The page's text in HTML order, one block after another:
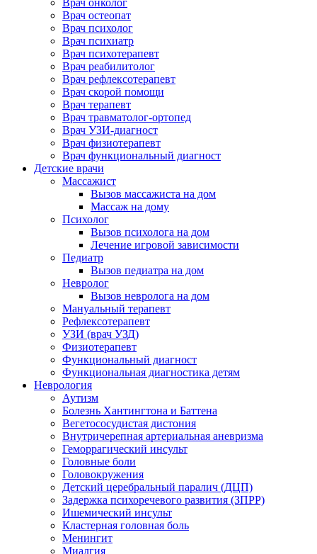
Врач онколог
Врач остеопат
Врач психолог
Врач психиатр
Врач психотерапевт
Врач реабилитолог
Врач рефлексотерапевт
Врач скорой помощи
Врач терапевт
Врач травматолог-ортопед
Врач УЗИ-диагност
Врач физиотерапевт
Врач функциональный диагност
Детские врачи
Массажист
Вызов массажиста на дом
Массаж на дому
Психолог
Вызов психолога на дом
Лечение игровой зависимости
Педиатр
Вызов педиатра на дом
Невролог
Вызов невролога на дом
Мануальный терапевт
Рефлексотерапевт
УЗИ (врач УЗД)
Физиотерапевт
Функциональный диагност
Функциональная диагностика детям
Неврология
Аутизм
Болезнь Хантингтона и Баттена
Вегетососудистая дистония
Внутричерепная артериальная аневризма
Геморрагический инсульт
Головные боли
Головокружения
Детский церебральный паралич (ДЦП)
Задержка психоречевого развития (ЗПРР)
Ишемический инсульт
Кластерная головная боль
Менингит
Миалгия